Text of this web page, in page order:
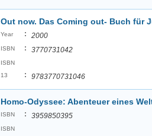
Out now. Das Coming out- Buch für
Year : 2000
ISBN : 3770731042
ISBN
13
: 9783770731046
Homo-Odyssee: Abenteuer eines
ISBN : 3959850395
ISBN